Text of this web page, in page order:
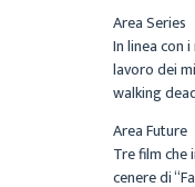
Area Series
In linea con
lavoro dei
walking
Area Future
Tre film
cenere di